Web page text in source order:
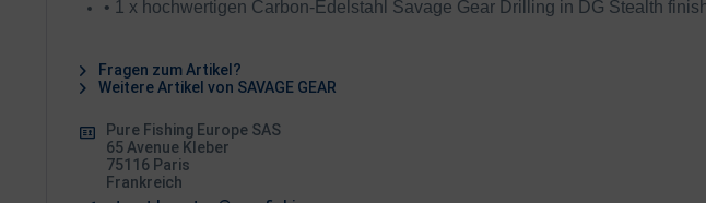
• 1 x hochwertigen Carbon-Edelstahl Savage Gear Drilling in DG Stealth
Fragen zum Artikel?
Weitere Artikel von SAVAGE GEAR
Pure Fishing Europe SAS
65 Avenue Kleber
75116 Paris
Frankreich